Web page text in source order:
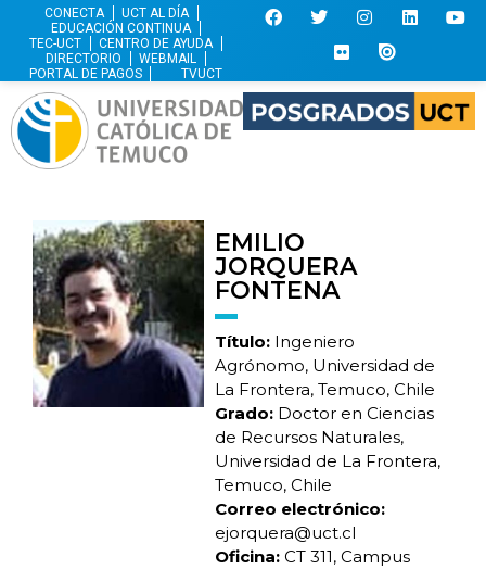
CONECTA
UCT AL DÍA
EDUCACIÓN CONTINUA
TEC-UCT
CENTRO DE AYUDA
DIRECTORIO
WEBMAIL
PORTAL DE PAGOS
TVUCT
EMILIO
JORQUERA
FONTENA
Título:Ingeniero
Agrónomo, Universidad de
La Frontera, Temuco, Chile
Grado:Doctor en Ciencias
de Recursos Naturales,
Universidad de La Frontera,
Temuco, Chile
Correo electrónico:
ejorquera@uct.cl
Oficina:CT 311, Campus